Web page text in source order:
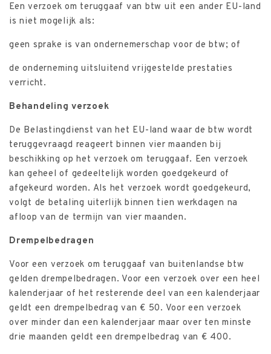
Een verzoek om teruggaaf van btw uit een ander EU-land
is niet mogelijk als:
geen sprake is van ondernemerschap voor de btw; of
de onderneming uitsluitend vrijgestelde prestaties
verricht.
Behandeling verzoek
De Belastingdienst van het EU-land waar de btw wordt
teruggevraagd reageert binnen vier maanden bij
beschikking op het verzoek om teruggaaf. Een verzoek
kan geheel of gedeeltelijk worden goedgekeurd of
afgekeurd worden. Als het verzoek wordt goedgekeurd,
volgt de betaling uiterlijk binnen tien werkdagen na
afloop van de termijn van vier maanden.
Drempelbedragen
Voor een verzoek om teruggaaf van buitenlandse btw
gelden drempelbedragen. Voor een verzoek over een heel
kalenderjaar of het resterende deel van een kalenderjaar
geldt een drempelbedrag van € 50. Voor een verzoek
over minder dan een kalenderjaar maar over ten minste
drie maanden geldt een drempelbedrag van € 400.